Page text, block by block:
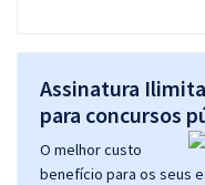
Assinatura
para concursos
O melhor custo
benefício para os seus